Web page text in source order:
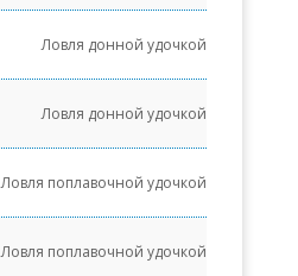
Ловля донной удочкой
Ловля донной удочкой
Ловля поплавочной удочкой
Ловля поплавочной удочкой